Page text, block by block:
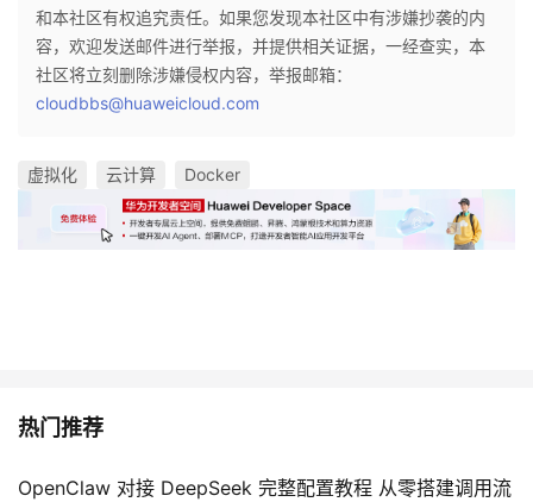
和本社区有权追究责任。如果您发现本社区中有涉嫌抄袭的内
容，欢迎发送邮件进行举报，并提供相关证据，一经查实，本
社区将立刻删除涉嫌侵权内容，举报邮箱：
cloudbbs@huaweicloud.com
虚拟化 云计算 Docker
热门推荐
OpenClaw 对接 DeepSeek 完整配置教程 从零搭建调用流